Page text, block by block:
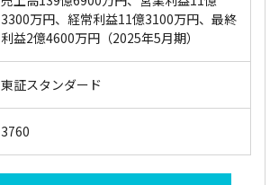
3300万円、経常利益11億3100万円、最終
利益2億4600万円（2025年5月期）
東証スタンダード
3760